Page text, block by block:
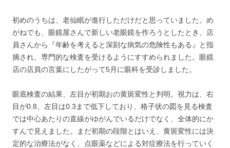
初めのうちは、老仙眠が進行しただけだと思っていました。め
がねでも、眼鏡屋さんで新しい老眼鏡を作ろうとしたとき、店
員さんから『年齢を考えると深刻な病気の危険性もある』と指
摘され、専門的な検査を受けるようにすすめられました。眼鏡
店の店員の言葉にしたがって5月に眼科を受診しました。
眼底検査の結果、左目が初期おの黄斑変性と判明。視力は、右
目が0.8、左目は0.3まで低下しており、格子状の図を見る検査
では中心あたりの直線がゆがんでいるだけでなく、全体的にか
すんで見えました。まだ初期の段階とはいえ、黄斑変性には決
定的な治療法がなく、点眼薬などによる対症療法を行っていく